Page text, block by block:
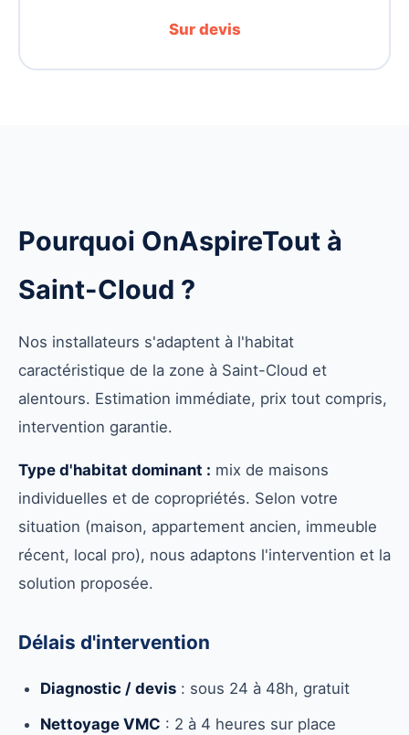
Sur devis
Pourquoi OnAspireTout à
Saint-Cloud ?
Nos installateurs s'adaptent à l'habitat
caractéristique de la zone à Saint-Cloud et
alentours. Estimation immédiate, prix tout compris,
intervention garantie.
Type d'habitat dominant : mix de maisons
individuelles et de copropriétés. Selon votre
situation (maison, appartement ancien, immeuble
récent, local pro), nous adaptons l'intervention et la
solution proposée.
Délais d'intervention
Diagnostic / devis : sous 24 à 48h, gratuit
Nettoyage VMC : 2 à 4 heures sur place